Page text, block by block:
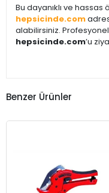
Bu dayanıklı ve hassas
hepsicinde.com
alabilirsiniz.
hepsicinde.com’u
Benzer Ürünler